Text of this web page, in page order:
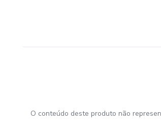
O conteúdo deste produto não